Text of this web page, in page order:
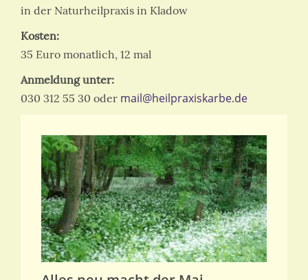
in der Naturheilpraxis in Kladow
Kosten:
35 Euro monatlich, 12 mal
Anmeldung unter:
030 312 55 30 oder mail@heilpraxiskarbe.de